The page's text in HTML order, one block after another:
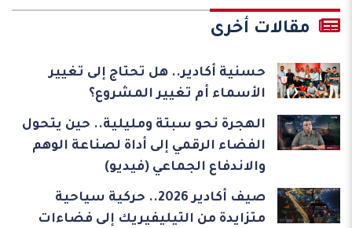
مقالات أخرى
حسنية أكادير.. هل تحتاج إلى تغيير
الأسماء أم تغيير المشروع؟
الهجرة نحو سبتة ومليلية.. حين يتحول
الفضاء الرقمي إلى أداة لصناعة الوهم
والاندفاع الجماعي (فيديو)
صيف أكادير 2026.. حركية سياحية
متزايدة من التيليفيريك إلى فضاءات